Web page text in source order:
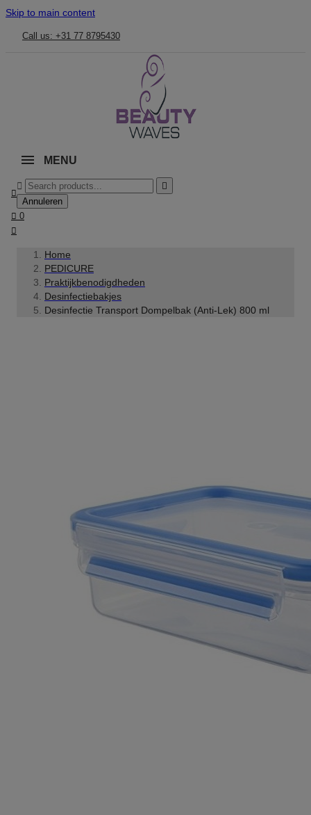
Skip to main content
Call us: +31 77 8795430
MENU



Annuleren
 0

Home
PEDICURE
Praktijkbenodigdheden
Desinfectiebakjes
Desinfectie Transport Dompelbak (Anti-Lek) 800 ml